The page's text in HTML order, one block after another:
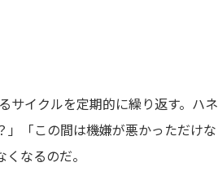
イクルを定期的に繰り返す。ハネ
「この間は機嫌が悪かっただけな
なるのだ。